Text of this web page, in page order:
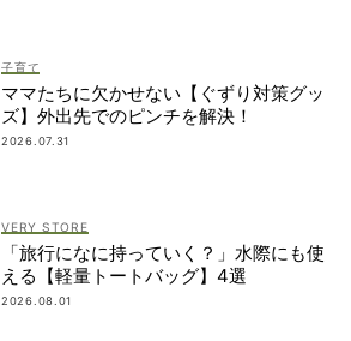
子育て
ママたちに欠かせない【ぐずり対策グッ
ズ】外出先でのピンチを解決！
2026.07.31
VERY STORE
「旅行になに持っていく？」水際にも使
える【軽量トートバッグ】4選
2026.08.01